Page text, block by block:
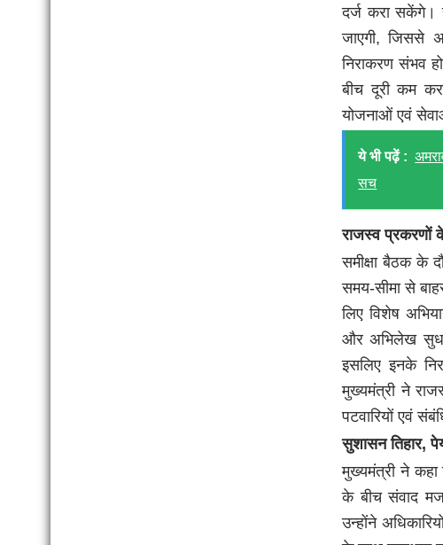
दर्ज करा सकेंगे।
जाएगी, जिससे
निराकरण संभव
बीच दूरी कम
योजनाओं एवं
ये भी पढ़ें :
सच
राजस्व प्रकरणों
समीक्षा बैठक के
समय-सीमा से
लिए विशेष
और अभिलेख
इसलिए इनके
मुख्यमंत्री ने
पटवारियों एवं
सुशासन तिहार,
मुख्यमंत्री ने
के बीच संवाद
उन्होंने